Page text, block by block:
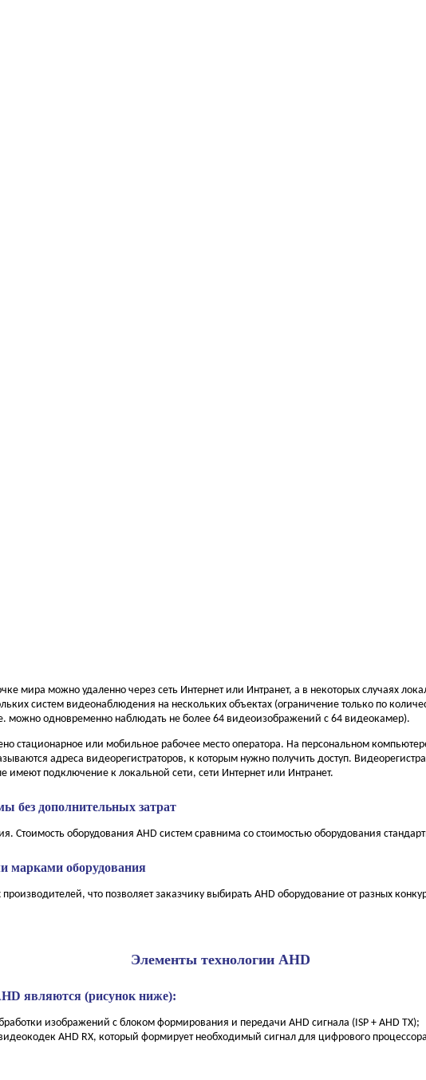
мира можно удаленно через сеть Интернет или Интранет, а в некоторых случаях
систем видеонаблюдения на нескольких объектах (ограничение только по
можно одновременно наблюдать не более 64 видеоизображений с 64 видеокамер).
стационарное или мобильное рабочее место оператора. На персональном
адреса видеорегистраторов, к которым нужно получить доступ.
имеют подключение к локальной сети, сети Интернет или Интранет.
без дополнительных затрат
Cтоимость оборудования AHD систем сравнима со стоимостью оборудования
марками оборудования
что позволяет заказчику выбирать AHD оборудование от разных
Элементы технологии AHD
являются (рисунок ниже):
изображений с блоком формирования и передачи AHD сигнала (ISP + AHD TX);
AHD RX, который формирует необходимый сигнал для цифрового